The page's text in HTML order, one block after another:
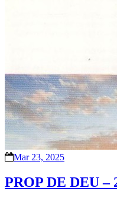
Mar 23, 2025
PROP DE DEU –